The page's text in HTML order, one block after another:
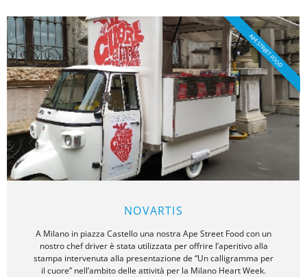
NOVARTIS
A Milano in piazza Castello una nostra Ape Street Food con un
nostro chef driver è stata utilizzata per offrire l’aperitivo alla
stampa intervenuta alla presentazione de “Un calligramma per
il cuore” nell’ambito delle attività per la Milano Heart Week.
APE STREET FOOD